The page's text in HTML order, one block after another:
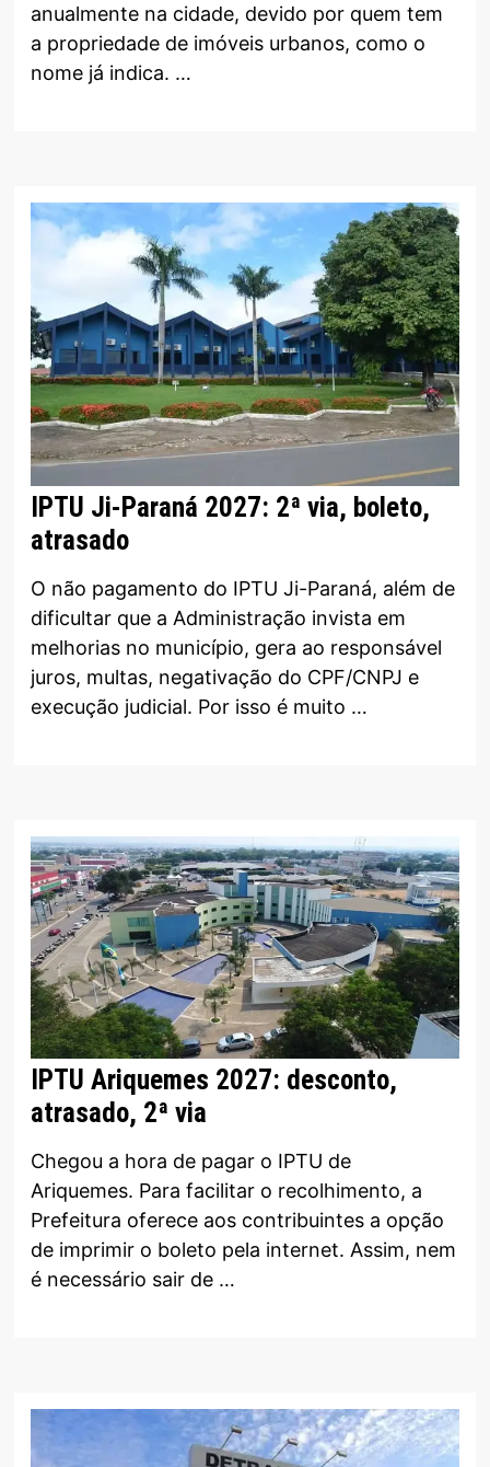
anualmente na cidade, devido por quem tem
a propriedade de imóveis urbanos, como o
nome já indica. …
IPTU Ji-Paraná 2027: 2ª via, boleto,
atrasado
O não pagamento do IPTU Ji-Paraná, além de
dificultar que a Administração invista em
melhorias no município, gera ao responsável
juros, multas, negativação do CPF/CNPJ e
execução judicial. Por isso é muito …
IPTU Ariquemes 2027: desconto,
atrasado, 2ª via
Chegou a hora de pagar o IPTU de
Ariquemes. Para facilitar o recolhimento, a
Prefeitura oferece aos contribuintes a opção
de imprimir o boleto pela internet. Assim, nem
é necessário sair de …